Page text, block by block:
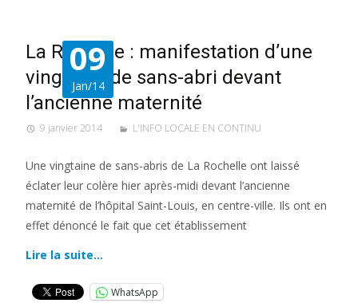
09
Jan/14
La Rochelle : manifestation d’une
vingtaine de sans-abri devant
l’ancienne maternité
9 janvier 2014 L'INFO LOCALE EN CONTINU
Une vingtaine de sans-abris de La Rochelle ont laissé
éclater leur colère hier après-midi devant l’ancienne
maternité de l’hôpital Saint-Louis, en centre-ville. Ils ont en
effet dénoncé le fait que cet établissement
Lire la suite…
WhatsApp